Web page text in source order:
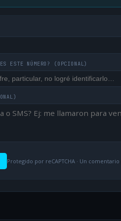
ESTE NÚMERO? (OPCIONAL)
Protegido por reCAPTCHA · Un